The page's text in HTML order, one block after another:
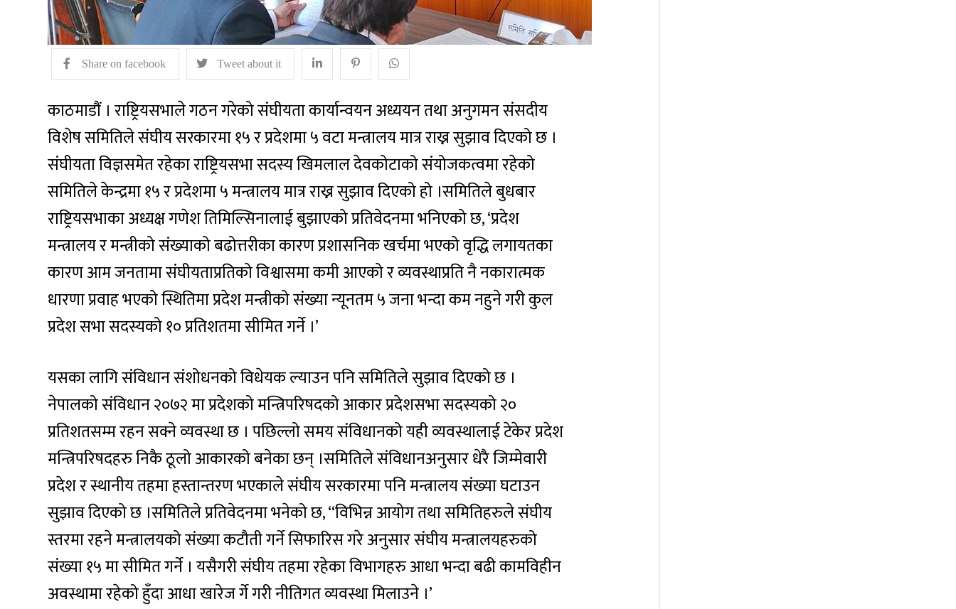
Share on facebook Tweet about it
काठमाडौं । राष्ट्रियसभाले गठन गरेको संघीयता कार्यान्वयन अध्ययन तथा अनुगमन संसदीय
विशेष समितिले संघीय सरकारमा १५ र प्रदेशमा ५ वटा मन्त्रालय मात्र राख्न सुझाव दिएको छ ।
संघीयता विज्ञसमेत रहेका राष्ट्रियसभा सदस्य खिमलाल देवकोटाको संयोजकत्वमा रहेको
समितिले केन्द्रमा १५ र प्रदेशमा ५ मन्त्रालय मात्र राख्न सुझाव दिएको हो ।समितिले बुधबार
राष्ट्रियसभाका अध्यक्ष गणेश तिमिल्सिनालाई बुझाएको प्रतिवेदनमा भनिएको छ, ‘प्रदेश
मन्त्रालय र मन्त्रीको संख्याको बढोत्तरीका कारण प्रशासनिक खर्चमा भएको वृद्धि लगायतका
कारण आम जनतामा संघीयताप्रतिको विश्वासमा कमी आएको र व्यवस्थाप्रति नै नकारात्मक
धारणा प्रवाह भएको स्थितिमा प्रदेश मन्त्रीको संख्या न्यूनतम ५ जना भन्दा कम नहुने गरी कुल
प्रदेश सभा सदस्यको १० प्रतिशतमा सीमित गर्ने ।’
यसका लागि संविधान संशोधनको विधेयक ल्याउन पनि समितिले सुझाव दिएको छ ।
नेपालको संविधान २०७२ मा प्रदेशको मन्त्रिपरिषदको आकार प्रदेशसभा सदस्यको २०
प्रतिशतसम्म रहन सक्ने व्यवस्था छ । पछिल्लो समय संविधानको यही व्यवस्थालाई टेकेर प्रदेश
मन्त्रिपरिषदहरु निकै ठूलो आकारको बनेका छन् ।समितिले संविधानअनुसार धेरै जिम्मेवारी
प्रदेश र स्थानीय तहमा हस्तान्तरण भएकाले संघीय सरकारमा पनि मन्त्रालय संख्या घटाउन
सुझाव दिएको छ ।समितिले प्रतिवेदनमा भनेको छ, ‘‘विभिन्न आयोग तथा समितिहरुले संघीय
स्तरमा रहने मन्त्रालयको संख्या कटौती गर्ने सिफारिस गरे अनुसार संघीय मन्त्रालयहरुको
संख्या १५ मा सीमित गर्ने । यसैगरी संघीय तहमा रहेका विभागहरु आधा भन्दा बढी कामविहीन
अवस्थामा रहेको हुँदा आधा खारेज र्गे गरी नीतिगत व्यवस्था मिलाउने ।’